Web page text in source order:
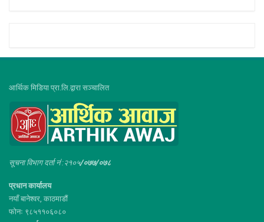
आर्थिक मिडिया प्रा.लि.द्वारा सञ्चालित
सूचना विभाग दर्ता नं :२१०५/०७७/०७८
प्रधान कार्यालय
नयाँ बानेश्वर, काठमाडौं
फोनः ९८५११०६०८०